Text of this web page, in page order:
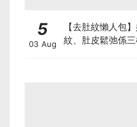
5
03 Aug
【去肚紋懶人包
紋、肚皮鬆弛係